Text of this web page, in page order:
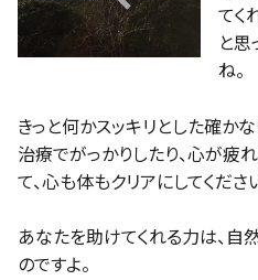
てく
と思
ね。
きっと何かスッキリとした確か
治療でがっかりしたり、心が疲
て、心も体もクリアにしてくださ
あなたを助けてくれる力は、自
のですよ。